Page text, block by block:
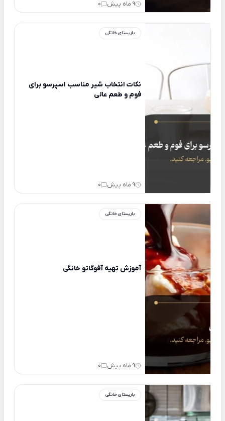
9 ماه پیش 0
باریستای خانگی
نکات انتخاب شیر مناسب اسپرسو برای
فوم و طعم عالی
9 ماه پیش 0
باریستای خانگی
آموزش تهیه آفوگاتو خانگی
9 ماه پیش 0
باریستای خانگی